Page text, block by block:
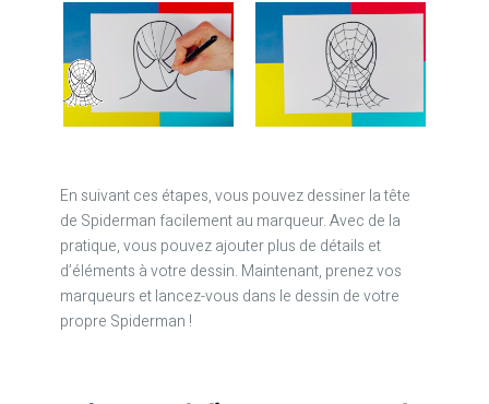
En suivant ces étapes, vous pouvez dessiner la tête
de Spiderman facilement au marqueur. Avec de la
pratique, vous pouvez ajouter plus de détails et
d’éléments à votre dessin. Maintenant, prenez vos
marqueurs et lancez-vous dans le dessin de votre
propre Spiderman !